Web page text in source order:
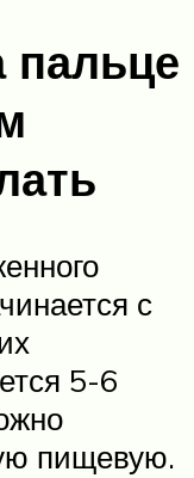
пальце
с
5-6
пищевую.